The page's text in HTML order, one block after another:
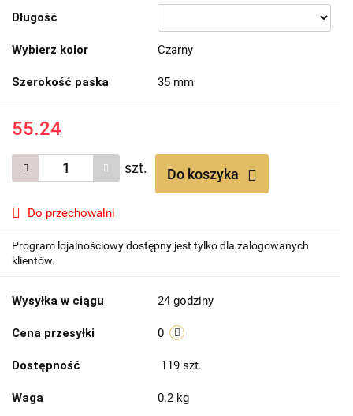
Długość
Wybierz kolor Czarny
Szerokość paska 35 mm
55.24
szt. Do koszyka
Do przechowalni
Program lojalnościowy dostępny jest tylko dla zalogowanych
klientów.
Wysyłka w ciągu 24 godziny
Cena przesyłki 0
Dostępność 119 szt.
Waga 0.2 kg